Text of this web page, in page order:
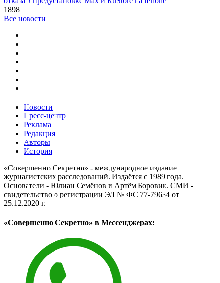
1898
Все новости
Новости
Пресс-центр
Реклама
Редакция
Авторы
История
«Совершенно Секретно» - международное издание
журналистских расследований. Издаётся с 1989 года.
Основатели - Юлиан Семёнов и Артём Боровик. CМИ -
свидетельство о регистрации ЭЛ № ФС 77-79634 от
25.12.2020 г.
«Совершенно Секретно» в Мессенджерах: